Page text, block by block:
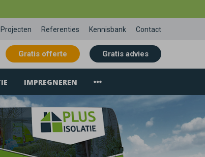
Projecten Referenties Kennisbank Contact
Gratis offerte Gratis advies
IMPREGNEREN